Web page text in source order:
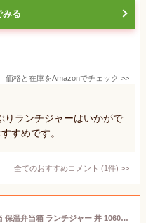
みる
価格と在庫をAmazonでチェック >>
りランチジャーはいかがで
すめです。
全てのおすすめコメント (1件) >
専用バッグ付き どんぶり型 お弁当 保温弁当箱 ランチジャー 丼 1060 ご飯目安約2.7杯 保温 保冷 弁当箱 ホームレーベル どんぶりランチジャー 1060 バッグ付き セット ステンレス 真空二重構造 お弁当箱 弁当箱 ランチボックス 子供 男子 女子 パール金属